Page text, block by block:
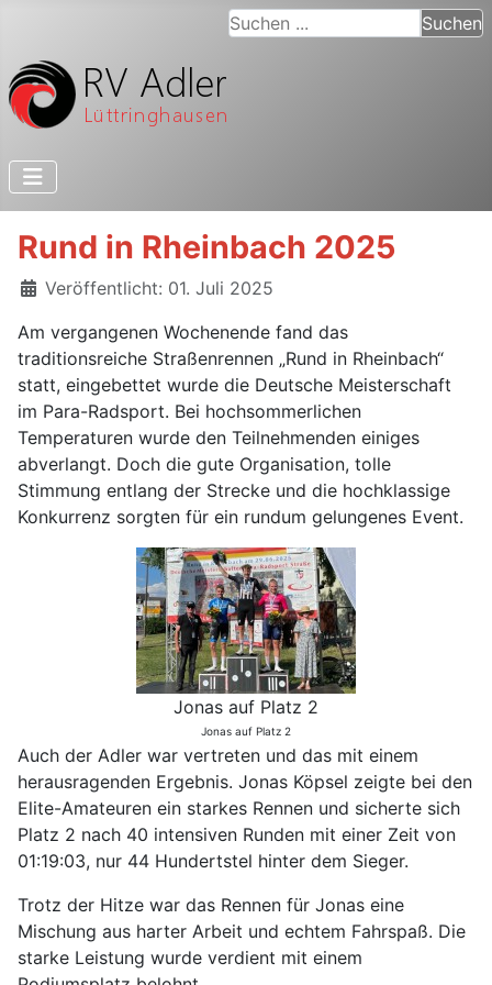
Suchen ... Suchen
Rund in Rheinbach 2025
Details
Veröffentlicht: 01. Juli 2025
Am vergangenen Wochenende fand das
traditionsreiche Straßenrennen „Rund in Rheinbach“
statt, eingebettet wurde die Deutsche Meisterschaft
im Para-Radsport. Bei hochsommerlichen
Temperaturen wurde den Teilnehmenden einiges
abverlangt. Doch die gute Organisation, tolle
Stimmung entlang der Strecke und die hochklassige
Konkurrenz sorgten für ein rundum gelungenes Event.
Jonas auf Platz 2
Jonas auf Platz 2
Auch der Adler war vertreten und das mit einem
herausragenden Ergebnis. Jonas Köpsel zeigte bei den
Elite-Amateuren ein starkes Rennen und sicherte sich
Platz 2 nach 40 intensiven Runden mit einer Zeit von
01:19:03, nur 44 Hundertstel hinter dem Sieger.
Trotz der Hitze war das Rennen für Jonas eine
Mischung aus harter Arbeit und echtem Fahrspaß. Die
starke Leistung wurde verdient mit einem